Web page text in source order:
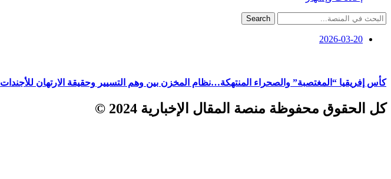
Search
2026-03-20
​كأس إفريقيا “المغتصبة” والصحراء المنتهكة…نظام المخزن بين وهم التسيير وحقيقة الارتهان للأجندات
كل الحقوق محفوظة منصة المقال الإخبارية 2024 ©